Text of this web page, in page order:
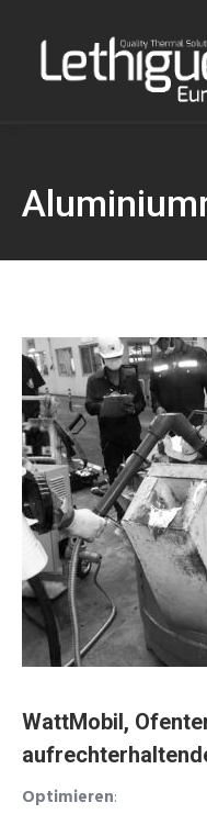
WattMobil,
Optimieren: